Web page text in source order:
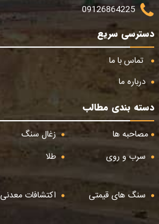
09126864225
دسترسی سریع
تماس با ما
درباره ما
دسته بندی مطالب
مصاحبه ها
زغال سنگ
سرب و روی
طلا
سنگ های قیمتی
اکتشافات معدنی